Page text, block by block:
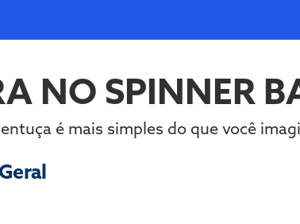
NO SPINNER
é mais simples do que você